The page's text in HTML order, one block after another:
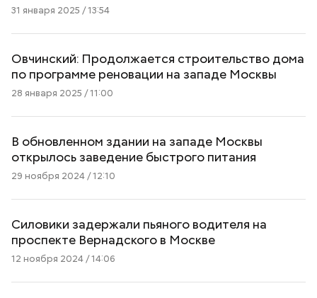
31 января 2025 / 13:54
Овчинский: Продолжается строительство дома
по программе реновации на западе Москвы
28 января 2025 / 11:00
В обновленном здании на западе Москвы
открылось заведение быстрого питания
29 ноября 2024 / 12:10
Силовики задержали пьяного водителя на
проспекте Вернадского в Москве
12 ноября 2024 / 14:06